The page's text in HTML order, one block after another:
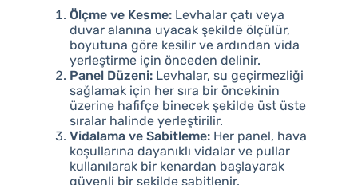
Ölçme ve Kesme:Levhalar çatı veya
duvar alanına uyacak şekilde ölçülür,
boyutuna göre kesilir ve ardından vida
yerleştirme için önceden delinir.
Panel Düzeni:Levhalar, su geçirmezliği
sağlamak için her sıra bir öncekinin
üzerine hafifçe binecek şekilde üst üste
sıralar halinde yerleştirilir.
Vidalama ve Sabitleme:Her panel, hava
koşullarına dayanıklı vidalar ve pullar
kullanılarak bir kenardan başlayarak
güvenli bir şekilde sabitlenir.